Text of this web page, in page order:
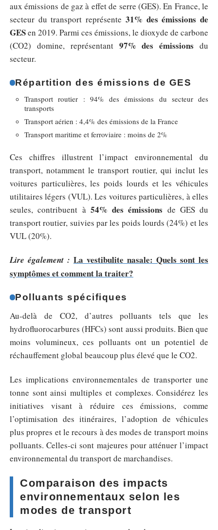
aux émissions de gaz à effet de serre (GES). En France, le
secteur du transport représente 31% des émissions de
GESen 2019. Parmi ces émissions, le dioxyde de carbone
(CO2) domine, représentant 97% des émissions du
secteur.
Répartition des émissions de GES
Transport routier : 94% des émissions du secteur des
transports
Transport aérien : 4,4% des émissions de la France
Transport maritime et ferroviaire : moins de 2%
Ces chiffres illustrent l’impact environnemental du
transport, notamment le transport routier, qui inclut les
voitures particulières, les poids lourds et les véhicules
utilitaires légers (VUL). Les voitures particulières, à elles
seules, contribuent à 54% des émissions de GES du
transport routier, suivies par les poids lourds (24%) et les
VUL (20%).
Lire également : La vestibulite nasale: Quels sont les
symptômes et comment la traiter?
Polluants spécifiques
Au-delà de CO2, d’autres polluants tels que les
hydrofluorocarbures (HFCs) sont aussi produits. Bien que
moins volumineux, ces polluants ont un potentiel de
réchauffement global beaucoup plus élevé que le CO2.
Les implications environnementales de transporter une
tonne sont ainsi multiples et complexes. Considérez les
initiatives visant à réduire ces émissions, comme
l’optimisation des itinéraires, l’adoption de véhicules
plus propres et le recours à des modes de transport moins
polluants. Celles-ci sont majeures pour atténuer l’impact
environnemental du transport de marchandises.
Comparaison des impacts
environnementaux selon les
modes de transport